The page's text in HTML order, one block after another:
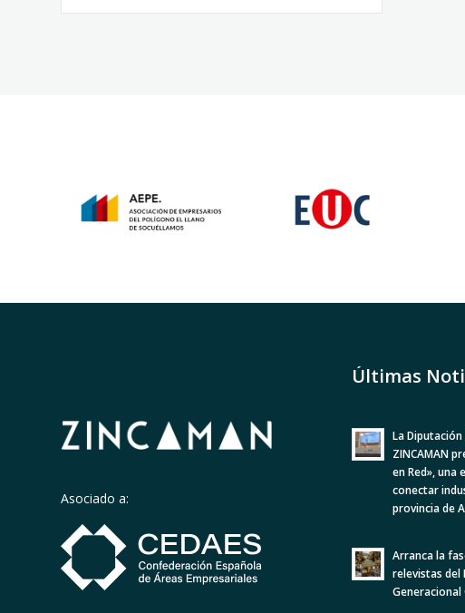
Asociado a:
Últimas
La
ZINCAMAN
en Red», una
conectar
provincia de
Arranca la
relevistas del
Generacional